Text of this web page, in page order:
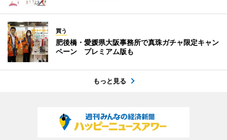
買う
肥後橋・愛媛県大阪事務所で真珠ガチャ限定キャン
ペーン プレミアム版も
もっと見る